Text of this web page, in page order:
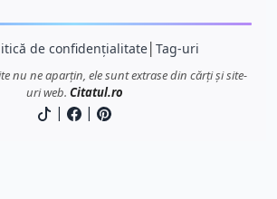
de confidențialitate│ Tag-uri
nu ne aparțin, ele sunt extrase din cărți și site-
uri web. Citatul.ro
| |